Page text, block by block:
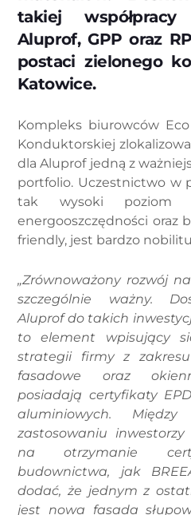
takiej
Aluprof, GPP oraz
postaci zielonego
Katowice.
Kompleks biurowców
Konduktorskiej
dla Aluprof jedną z
portfolio. Uczestnictwo w
tak wysoki poziom
energooszczędności oraz
friendly, jest bardzo
„Zrównoważony rozwój
szczególnie ważny.
Aluprof do takich
to element wpisujący
strategii firmy z
fasadowe oraz
posiadają certyfikaty
aluminiowych.
zastosowaniu
na otrzymanie
budownictwa, jak
dodać, że jednym z
jest nowa fasada